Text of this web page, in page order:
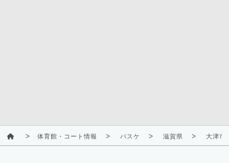
体育館・コート情報 バスケ 滋賀県 大津市